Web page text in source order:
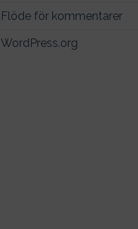
Flöde för kommentarer
WordPress.org